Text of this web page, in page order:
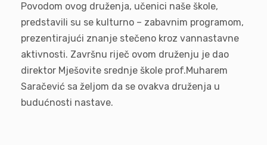
Povodom ovog druženja, učenici naše škole,
predstavili su se kulturno – zabavnim programom,
prezentirajući znanje stečeno kroz vannastavne
aktivnosti. Završnu riječ ovom druženju je dao
direktor Mješovite srednje škole prof.Muharem
Saračević sa željom da se ovakva druženja u
budućnosti nastave.